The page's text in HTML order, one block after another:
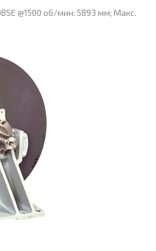
@1500 об/мин: 5893 мм; Макс.